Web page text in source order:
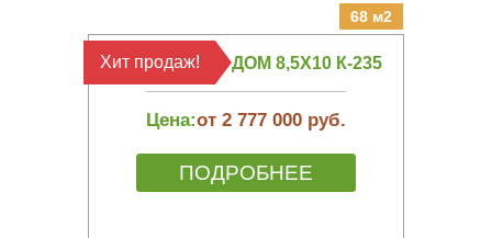
68 м2
КАРКАСНЫЙ ДОМ 8,5Х10 К-235
Цена:от 2 777 000 руб.
ПОДРОБНЕЕ
Хит продаж!